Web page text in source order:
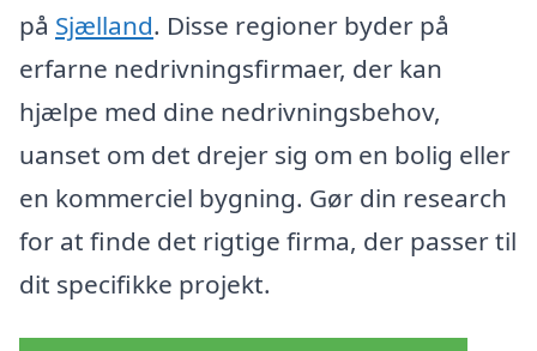
på Sjælland. Disse regioner byder på
erfarne nedrivningsfirmaer, der kan
hjælpe med dine nedrivningsbehov,
uanset om det drejer sig om en bolig eller
en kommerciel bygning. Gør din research
for at finde det rigtige firma, der passer til
dit specifikke projekt.